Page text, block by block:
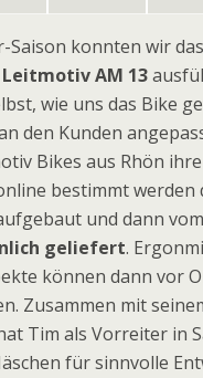
Saison konnten wir
Leitmotiv AM 13
wie uns das Bike
den Kunden
Bikes aus Rhön ihre
bestimmt werden
und dann
geliefert.
können dann vor
Zusammen mit
Tim als Vorreiter in
für sinnvolle